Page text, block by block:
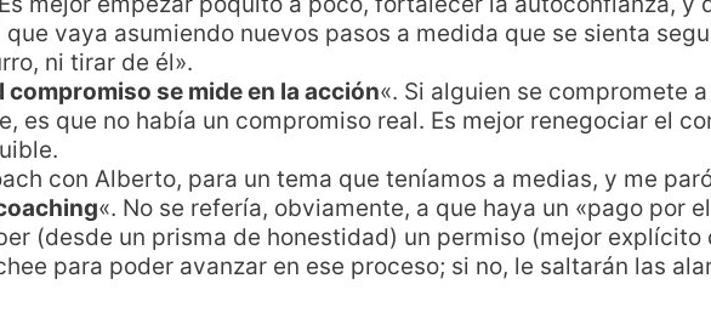
vaya asumiendo nuevos pasos a medida que se sienta
ni tirar de él».
compromiso se mide en la acción«. Si alguien se compromete
es que no había un compromiso real. Es mejor renegociar el
con Alberto, para un tema que teníamos a medias, y me
«. No se refería, obviamente, a que haya un «pago por
(desde un prisma de honestidad) un permiso (mejor explícito
para poder avanzar en ese proceso; si no, le saltarán las